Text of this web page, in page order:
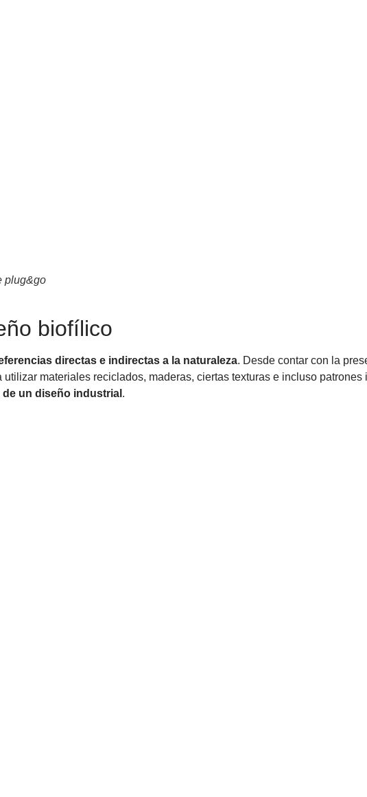
plug&go
biofílico
directas e indirectas a la naturaleza. Desde contar con la
materiales reciclados, maderas, ciertas texturas e incluso patrones
un diseño industrial .